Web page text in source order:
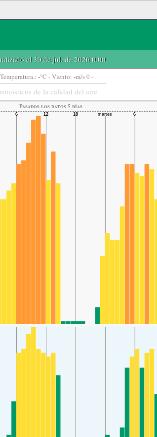
el 30 de jul. de 2026 0:00
Temperatura.: -°C - Viento: -m/s 0 -
de la calidad del aire
Pasados ​​los datos 5 días